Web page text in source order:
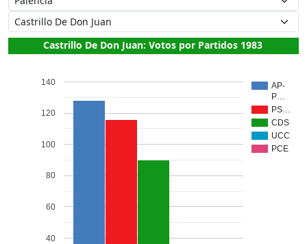
Castrillo De Don Juan: Votos por Partidos 1983
AP-
P…
PS…
CDS
UCC
PCE
40
60
80
100
120
140